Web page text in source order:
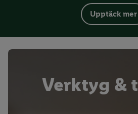
Upptäck mer
Verktyg &